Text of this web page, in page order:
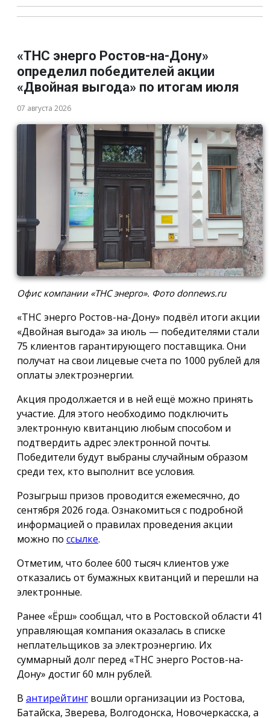
«ТНС энерго Ростов-на-Дону»
определил победителей акции
«Двойная выгода» по итогам июля
07 августа 2026
Офис компании «ТНС энерго». Фото donnews.ru
«ТНС энерго Ростов-на-Дону» подвёл итоги акции
«Двойная выгода» за июль — победителями стали
75 клиентов гарантирующего поставщика. Они
получат на свои лицевые счета по 1000 рублей для
оплаты электроэнергии.
Акция продолжается и в ней ещё можно принять
участие. Для этого необходимо подключить
электронную квитанцию любым способом и
подтвердить адрес электронной почты.
Победители будут выбраны случайным образом
среди тех, кто выполнит все условия.
Розыгрыш призов проводится ежемесячно, до
сентября 2026 года. Ознакомиться с подробной
информацией о правилах проведения акции
можно по ссылке.
Отметим, что более 600 тысяч клиентов уже
отказались от бумажных квитанций и перешли на
электронные.
Ранее «Ёрш» сообщал, что в Ростовской области 41
управляющая компания оказалась в списке
неплательщиков за электроэнергию. Их
суммарный долг перед «ТНС энерго Ростов-на-
Дону» достиг 60 млн рублей.
В антирейтинг вошли организации из Ростова,
Батайска, Зверева, Волгодонска, Новочеркасска, а